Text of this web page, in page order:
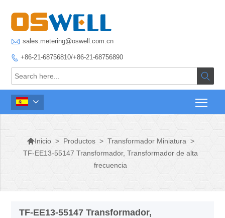
 sales.metering@oswell.com.cn
 +86-21-68756810/+86-21-68756890


Inicio > Productos > Transformador Miniatura >
TF-EE13-55147 Transformador, Transformador de alta
frecuencia
TF-EE13-55147 Transformador,